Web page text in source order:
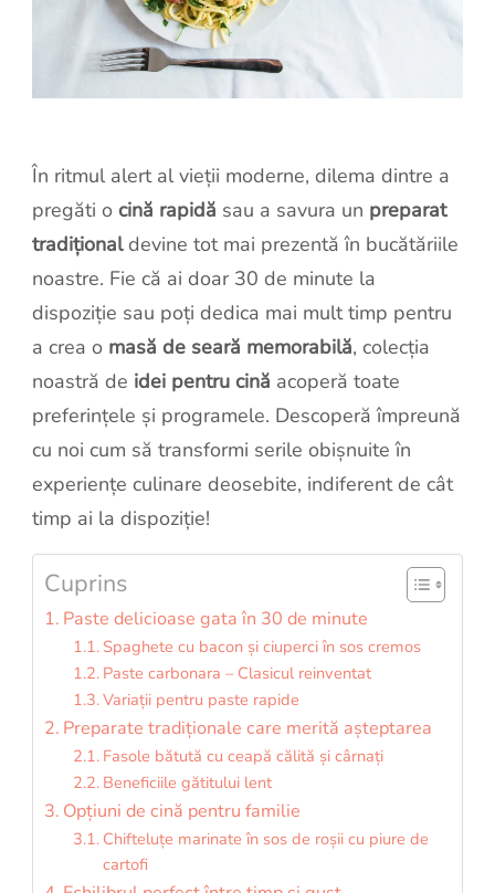
În ritmul alert al vieții moderne, dilema dintre a
pregăti o cină rapidă sau a savura un preparat
tradiționaldevine tot mai prezentă în bucătăriile
noastre. Fie că ai doar 30 de minute la
dispoziție sau poți dedica mai mult timp pentru
a crea o masă de seară memorabilă, colecția
noastră de idei pentru cină acoperă toate
preferințele și programele. Descoperă împreună
cu noi cum să transformi serile obișnuite în
experiențe culinare deosebite, indiferent de cât
timp ai la dispoziție!
Cuprins
Paste delicioase gata în 30 de minute
Spaghete cu bacon și ciuperci în sos cremos
Paste carbonara – Clasicul reinventat
Variații pentru paste rapide
Preparate tradiționale care merită așteptarea
Fasole bătută cu ceapă călită și cârnați
Beneficiile gătitului lent
Opțiuni de cină pentru familie
Chifteluțe marinate în sos de roșii cu piure de
cartofi